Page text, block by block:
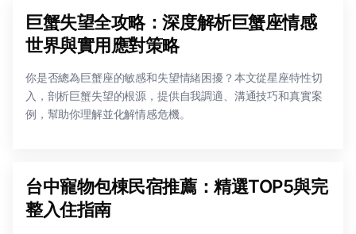
巨蟹失望全攻略：深度解析巨蟹座情感
世界與實用應對策略
你是否總為巨蟹座的敏感和失望情緒困擾？本文從星座特性切
入，剖析巨蟹失望的根源，提供自我調適、溝通技巧和真實案
例，幫助你理解並化解情感危機。
台中寵物包棟民宿推薦：精選TOP5與完
整入住指南